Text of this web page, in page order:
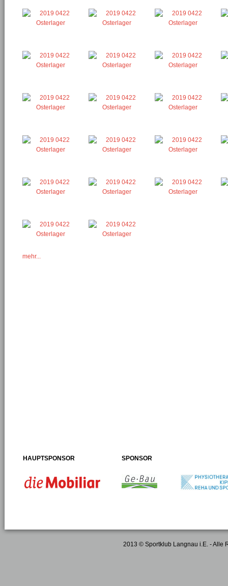
mehr...
HAUPTSPONSOR SPONSOR
2013 © Sportklub Langnau i.E. - Alle